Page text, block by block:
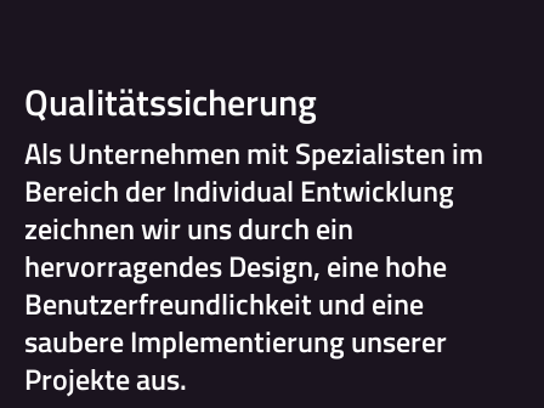
Qualitätssicherung
Als Unternehmen mit Spezialisten im
Bereich der Individual Entwicklung
zeichnen wir uns durch ein
hervorragendes Design, eine hohe
Benutzerfreundlichkeit und eine
saubere Implementierung unserer
Projekte aus.